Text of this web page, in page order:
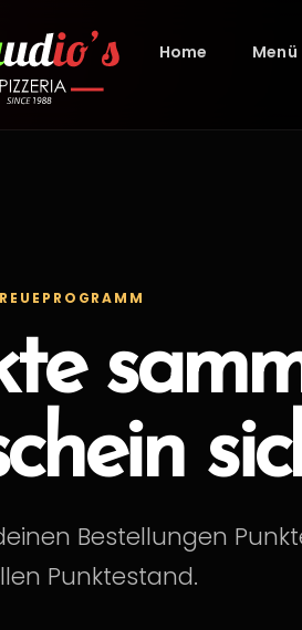
Home Menü
Bestellungen
Punktestand.